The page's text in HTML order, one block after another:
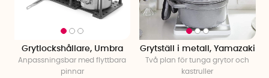
Grytlockshållare, Umbra
Anpassningsbar med flyttbara
pinnar
Grytställ i metall, Yamazaki
Två plan för tunga grytor och
kastruller